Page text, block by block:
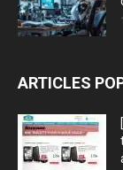
ARTICLES